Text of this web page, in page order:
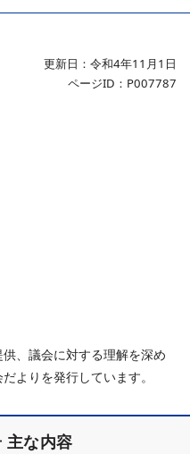
更新日：令和4年11月1日
ページID：P007787
、議会に対する理解を深め
よりを発行しています。
主な内容